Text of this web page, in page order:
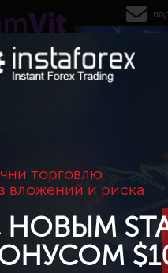
торговлю
вложений и риска
НОВЫМ